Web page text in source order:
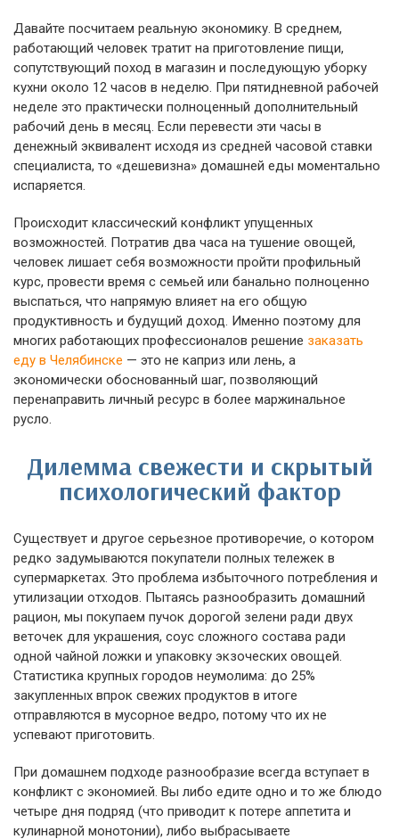
Давайте посчитаем реальную экономику. В среднем,
работающий человек тратит на приготовление пищи,
сопутствующий поход в магазин и последующую уборку
кухни около 12 часов в неделю. При пятидневной рабочей
неделе это практически полноценный дополнительный
рабочий день в месяц. Если перевести эти часы в
денежный эквивалент исходя из средней часовой ставки
специалиста, то «дешевизна» домашней еды моментально
испаряется.
Происходит классический конфликт упущенных
возможностей. Потратив два часа на тушение овощей,
человек лишает себя возможности пройти профильный
курс, провести время с семьей или банально полноценно
выспаться, что напрямую влияет на его общую
продуктивность и будущий доход. Именно поэтому для
многих работающих профессионалов решение заказать
еду в Челябинске — это не каприз или лень, а
экономически обоснованный шаг, позволяющий
перенаправить личный ресурс в более маржинальное
русло.
Дилемма свежести и скрытый
психологический фактор
Существует и другое серьезное противоречие, о котором
редко задумываются покупатели полных тележек в
супермаркетах. Это проблема избыточного потребления и
утилизации отходов. Пытаясь разнообразить домашний
рацион, мы покупаем пучок дорогой зелени ради двух
веточек для украшения, соус сложного состава ради
одной чайной ложки и упаковку экзоческих овощей.
Статистика крупных городов неумолима: до 25%
закупленных впрок свежих продуктов в итоге
отправляются в мусорное ведро, потому что их не
успевают приготовить.
При домашнем подходе разнообразие всегда вступает в
конфликт с экономией. Вы либо едите одно и то же блюдо
четыре дня подряд (что приводит к потере аппетита и
кулинарной монотонии), либо выбрасываете